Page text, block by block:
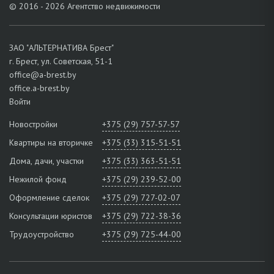
© 2016 - 2026 Агентство недвижимости
ЗАО "АЛЬТЕРНАТИВА Брест"
г. Брест, ул. Советская, 51-1
office@a-brest.by
office.a-brest.by
Войти
Новостройки
+375 (29) 757-57-57
Квартиры на вторичке
+375 (33) 315-51-51
Дома, дачи, участки
+375 (33) 363-51-51
Нежилой фонд
+375 (29) 239-52-00
Оформление сделок
+375 (29) 727-02-07
Консультации юристов
+375 (29) 722-38-36
Трудоустройство
+375 (29) 725-44-00